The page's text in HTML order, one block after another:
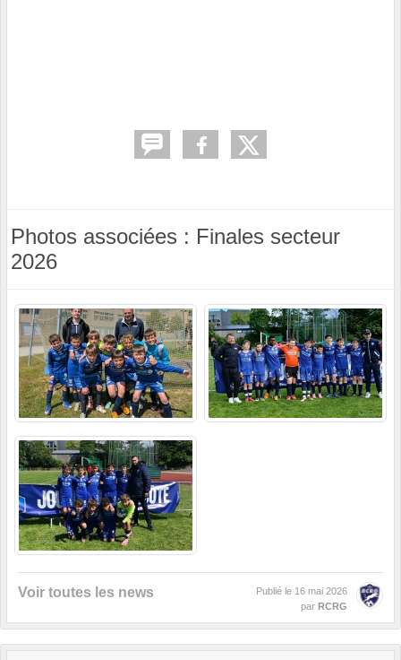
Photos associées : Finales secteur
2026
Voir toutes les news Publié le 16 mai 2026
par RCRG